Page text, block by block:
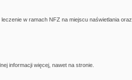
w ramach NFZ na miejscu naświetlania oraz
informacji więcej, nawet na stronie.